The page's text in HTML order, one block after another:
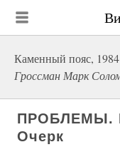
Каменный пояс, 1984
Гроссман Марк
ПРОБЛЕМЫ.
Очерк